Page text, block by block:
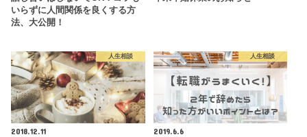
いらずに人間関係を良くする方
法、大公開！
人生相談
2018.12.11
人生相談
2019.6.6